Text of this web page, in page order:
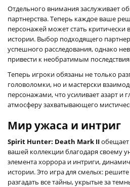
Отдельного внимания заслуживает
партнерства. Теперь каждое ваше
персонажей может стать критически
истории. Выбор подходящего
успешного расследования, однако
привести к необратимым
Теперь игроки обязаны не только
головоломки, но и мастерски
персонажами, что усиливает азарт и
атмосферу захватывающего
Мир ужаса и интриг
Spirit Hunter: Death Mark II
вашей коллекции благодаря своему
элемента хоррора и интриги,
истории. Это игра для смелых:
разгадать все тайны, укрытые за